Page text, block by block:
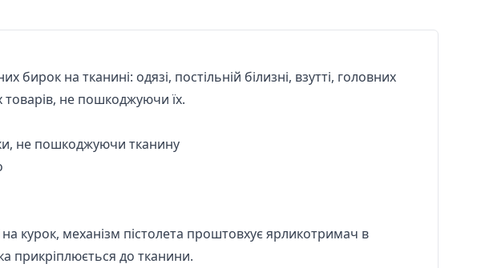
на тканині: одязі, постільній білизні, взутті, головних
товарів, не пошкоджуючи їх.
не пошкоджуючи тканину
курок, механізм пістолета проштовхує ярликотримач в
прикріплюється до тканини.